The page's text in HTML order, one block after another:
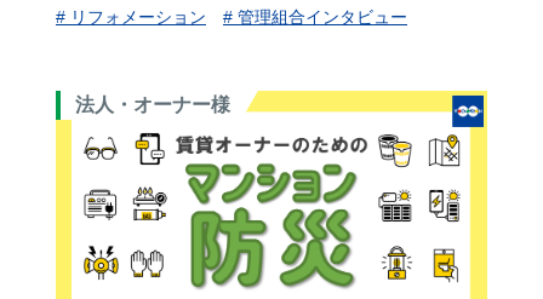
# リフォメーション # 管理組合インタビュー
法人・オーナー様